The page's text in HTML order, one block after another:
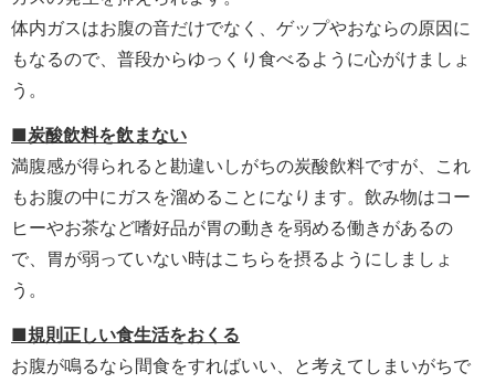
体内ガスはお腹の音だけでなく、ゲップやおならの原因に
もなるので、普段からゆっくり食べるように心がけましょ
う。
■炭酸飲料を飲まない
満腹感が得られると勘違いしがちの炭酸飲料ですが、これ
もお腹の中にガスを溜めることになります。飲み物はコー
ヒーやお茶など嗜好品が胃の動きを弱める働きがあるの
で、胃が弱っていない時はこちらを摂るようにしましょ
う。
■規則正しい食生活をおくる
お腹が鳴るなら間食をすればいい、と考えてしまいがちで